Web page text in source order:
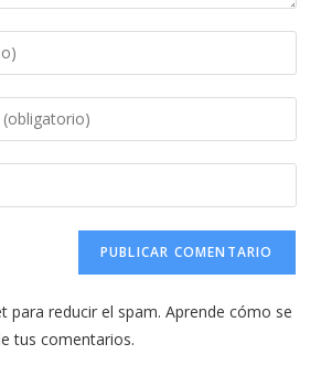
para reducir el spam.Aprende cómo se
tus comentarios.